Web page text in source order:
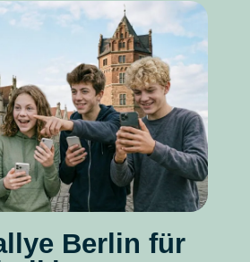
Berlin für